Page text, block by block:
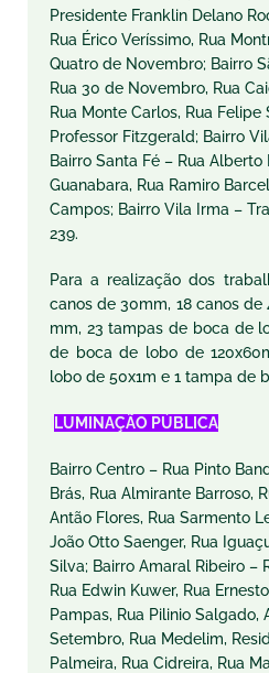
Presidente Franklin Delano
Rua Érico Veríssimo, Rua
Quatro de Novembro; Bairro
Rua 30 de Novembro, Rua
Rua Monte Carlos, Rua
Professor Fitzgerald; Bairro
Bairro Santa Fé – Rua Alberto
Guanabara, Rua Ramiro
Campos; Bairro Vila Irma –
239.
Para a realização dos
canos de 30mm, 18 canos
mm, 23 tampas de boca de
de boca de lobo de
lobo de 50x1m e 1 tampa de
LUMINAÇÃO PÚBLICA
Bairro Centro – Rua Pinto
Brás, Rua Almirante Barroso,
Antão Flores, Rua Sarmento
João Otto Saenger, Rua
Silva; Bairro Amaral Ribeiro –
Rua Edwin Kuwer, Rua
Pampas, Rua Pilinio Salgado,
Setembro, Rua Medelim,
Palmeira, Rua Cidreira, Rua